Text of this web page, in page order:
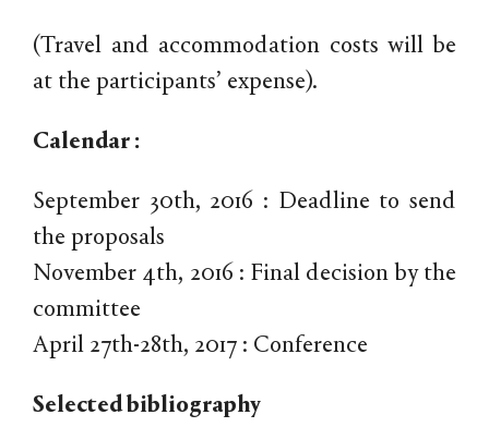
(Travel and accommodation costs will be
at the participants’ expense).
Calendar :
September 30th, 2016 : Deadline to send
the proposals
November 4th, 2016 : Final decision by the
committee
April 27th-28th, 2017 : Conference
Selected bibliography